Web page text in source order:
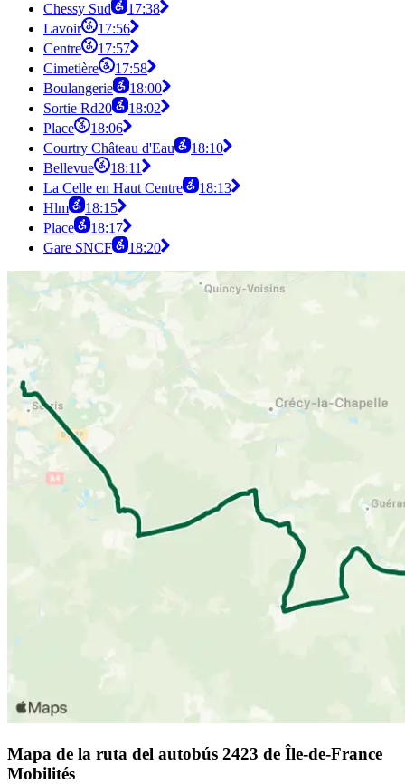
Chessy Sud
17:38
Lavoir
17:56
Centre
17:57
Cimetière
17:58
Boulangerie
18:00
Sortie Rd20
18:02
Place
18:06
Courtry Château d'Eau
18:10
Bellevue
18:11
La Celle en Haut Centre
18:13
Hlm
18:15
Place
18:17
Gare SNCF
18:20
Mapa de la ruta del autobús 2423 de Île-de-France
Mobilités